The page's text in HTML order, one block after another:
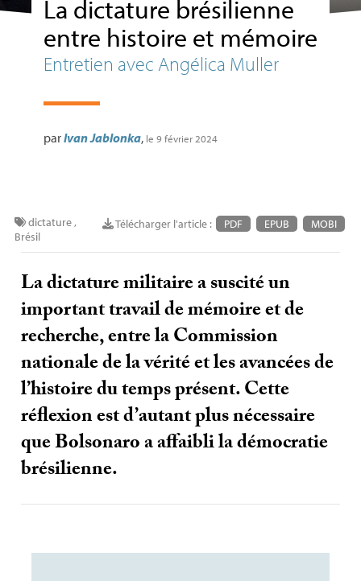
La dictature brésilienne
entre histoire et mémoire
Entretien avec Angélica Muller
parIvan Jablonka, le 9 février 2024
Télécharger l'article : PDF EPUB MOBI
dictature,
Brésil
La dictature militaire a suscité un
important travail de mémoire et de
recherche, entre la Commission
nationale de la vérité et les avancées de
l’histoire du temps présent. Cette
réflexion est d’autant plus nécessaire
que Bolsonaro a affaibli la démocratie
brésilienne.